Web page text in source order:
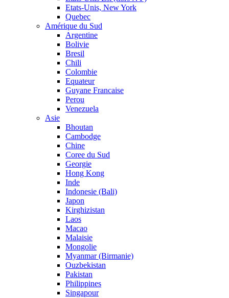
Etats-Unis, New York
Quebec
Amérique du Sud
Argentine
Bolivie
Bresil
Chili
Colombie
Equateur
Guyane Francaise
Perou
Venezuela
Asie
Bhoutan
Cambodge
Chine
Coree du Sud
Georgie
Hong Kong
Inde
Indonesie (Bali)
Japon
Kirghizistan
Laos
Macao
Malaisie
Mongolie
Myanmar (Birmanie)
Ouzbekistan
Pakistan
Philippines
Singapour